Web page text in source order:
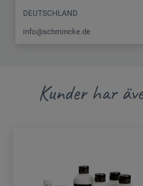
DEUTSCHLAND
info@schmincke.de
Kunder har